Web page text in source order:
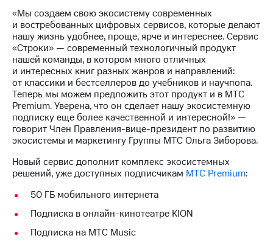
в
регионе
и акционерам
Корпоративное
управление
Корпоративный
секретарь
Раскрытие
информации
Информация
Документы
ПАО
Собрания
акционеров
Личный
кабинет
«Мы создаем свою экосистему современных
и востребованных цифровых сервисов, которые делают
нашу жизнь удобнее, проще, ярче и интереснее. Сервис
«Строки» — современный технологичный продукт
нашей команды, в котором много отличных
и интересных книг разных жанров и направлений:
от классики и бестселлеров до учебников и научпопа.
Теперь мы можем предложить этот продукт и в МТС
Premium. Уверена, что он сделает нашу экосистемную
подписку еще более качественной и интересной!» —
говорит Член Правления-вице-президент по развитию
экосистемы и маркетингу Группы МТС Ольга Зиборова.
Новый сервис дополнит комплекс экосистемных
решений, уже доступных подписчикам МТС Premium:
50 ГБ мобильного интернета
Подписка в онлайн-кинотеатре KION
Подписка на МТС Music